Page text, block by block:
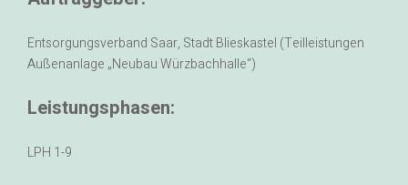
Entsorgungsverband Saar, Stadt Blieskastel (Teilleistungen
Außenanlage „Neubau Würzbachhalle“)
Leistungsphasen:
LPH 1-9